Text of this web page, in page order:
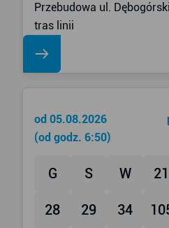
Przebudowa ul.
tras linii
od 05.08.2026
(od godz. 6:50)
G S W 21
28 29 34